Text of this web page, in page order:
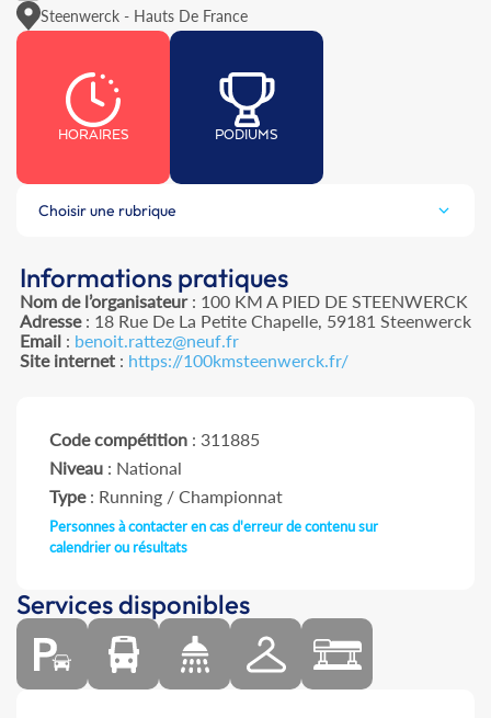
Steenwerck - Hauts De France
HORAIRES PODIUMS
Choisir une rubrique
Informations pratiques
Nom de l’organisateur: 100 KM A PIED DE STEENWERCK
Adresse: 18 Rue De La Petite Chapelle, 59181 Steenwerck
Email : benoit.rattez@neuf.fr
Site internet : https://100kmsteenwerck.fr/
Code compétition : 311885
Niveau : National
Type: Running / Championnat
Personnes à contacter en cas d'erreur de contenu sur
calendrier ou résultats
Services disponibles